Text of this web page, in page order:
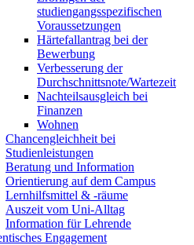
studiengangsspezifischen
Voraussetzungen
Härtefallantrag bei der
Bewerbung
Verbesserung der
Durchschnittsnote/Wartezeit
Nachteilsausgleich bei
Finanzen
Wohnen
Chancengleichheit bei
Studienleistungen
Beratung und Information
Orientierung auf dem Campus
Lernhilfsmittel & -räume
Auszeit vom Uni-Alltag
Information für Lehrende
Engagement